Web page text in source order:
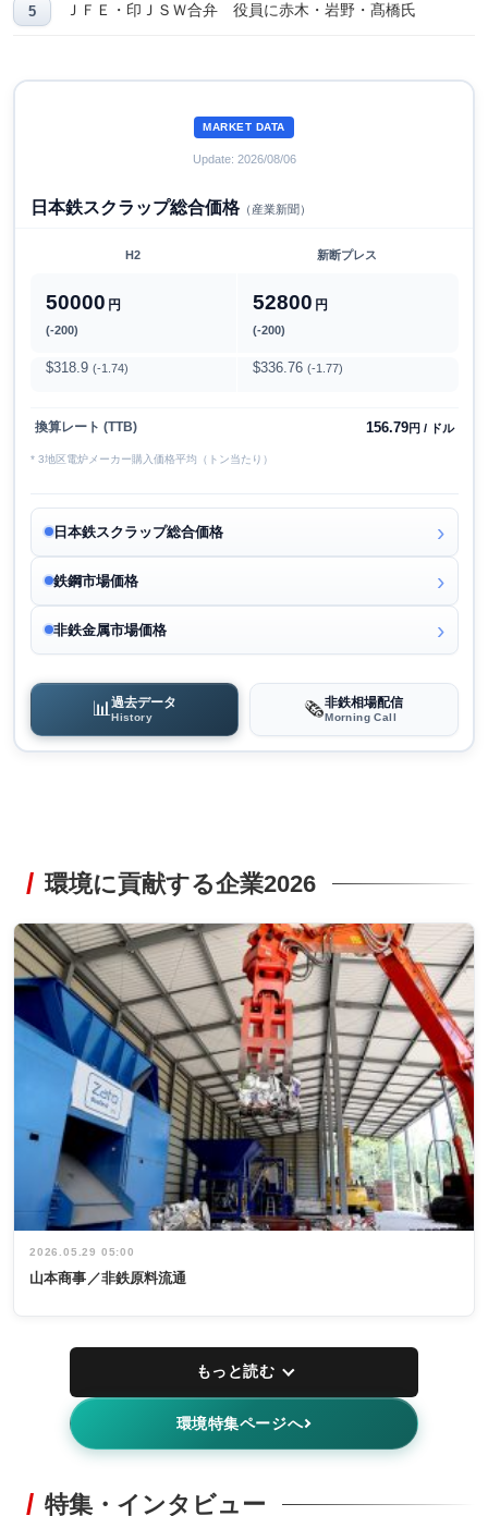
ＪＦＥ・印ＪＳＷ合弁 役員に赤木・岩野・髙橋氏
MARKET DATA
Update: 2026/08/06
日本鉄スクラップ総合価格（産業新聞）
H2 新断プレス
50000 円
(-200)
52800 円
(-200)
$318.9 (-1.74) $336.76 (-1.77)
換算レート (TTB) 156.79円 / ドル
* 3地区電炉メーカー購入価格平均（トン当たり）
日本鉄スクラップ総合価格
鉄鋼市場価格
非鉄金属市場価格
📊過去データ
History 🗞️非鉄相場配信
Morning Call
環境に貢献する企業2026
2026.05.29 05:00
山本商事／非鉄原料流通
もっと読む
環境特集ページへ
特集・インタビュー